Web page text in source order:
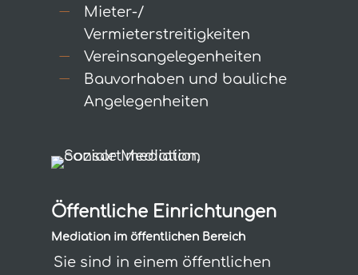
Mieter-/
Vermieterstreitigkeiten
Vereinsangelegenheiten
Bauvorhaben und bauliche
Angelegenheiten
Öffentliche Einrichtungen
Mediation im öffentlichen Bereich
Sie sind in einem öffentlichen